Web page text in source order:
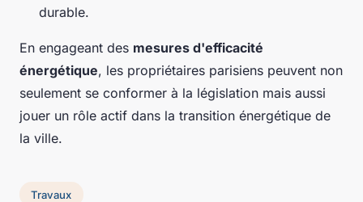
durable.
En engageant des mesures d'efficacité
énergétique, les propriétaires parisiens peuvent non
seulement se conformer à la législation mais aussi
jouer un rôle actif dans la transition énergétique de
la ville.
Travaux